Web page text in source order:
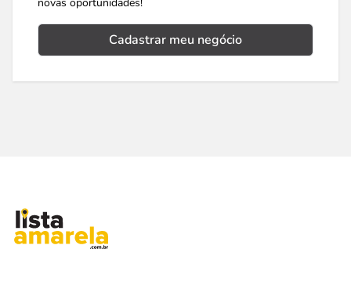
Cadastrar meu negócio